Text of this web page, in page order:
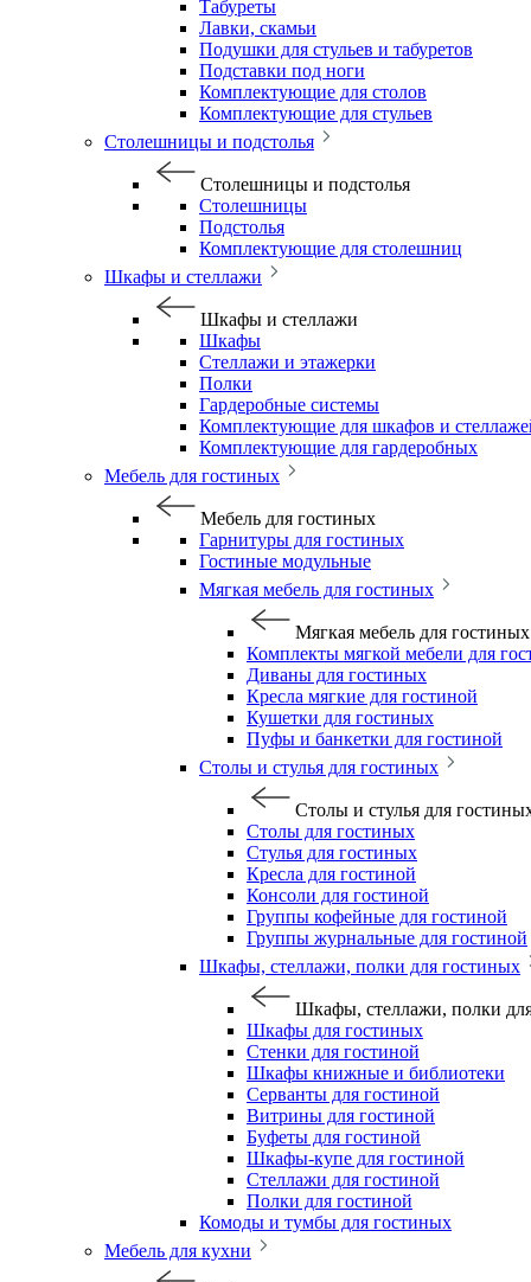
Табуреты
Лавки, скамьи
Подушки для стульев и табуретов
Подставки под ноги
Комплектующие для столов
Комплектующие для стульев
Столешницы и подстолья
Столешницы и подстолья
Столешницы
Подстолья
Комплектующие для столешниц
Шкафы и стеллажи
Шкафы и стеллажи
Шкафы
Стеллажи и этажерки
Полки
Гардеробные системы
Комплектующие для шкафов и
Комплектующие для гардеробных
Мебель для гостиных
Мебель для гостиных
Гарнитуры для гостиных
Гостиные модульные
Мягкая мебель для гостиных
Мягкая мебель для гостиных
Комплекты мягкой мебели для
Диваны для гостиных
Кресла мягкие для гостиной
Кушетки для гостиных
Пуфы и банкетки для гостиной
Столы и стулья для гостиных
Столы и стулья для
Столы для гостиных
Стулья для гостиных
Кресла для гостиной
Консоли для гостиной
Группы кофейные для гостиной
Группы журнальные для гостиной
Шкафы, стеллажи, полки для гостиных
Шкафы, стеллажи, полки
Шкафы для гостиных
Стенки для гостиной
Шкафы книжные и библиотеки
Серванты для гостиной
Витрины для гостиной
Буфеты для гостиной
Шкафы-купе для гостиной
Стеллажи для гостиной
Полки для гостиной
Комоды и тумбы для гостиных
Мебель для кухни